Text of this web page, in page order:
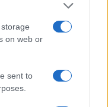
on web or
sent to